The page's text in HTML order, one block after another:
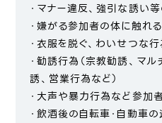
・マナー違反、強引な誘い
・嫌がる参加者の体に触れ
・衣服を脱ぐ、わいせつな行
・勧誘行為（宗教勧誘、マ
誘、営業行為など）
・大声や暴力行為など参加
・飲酒後の自転車・自動車